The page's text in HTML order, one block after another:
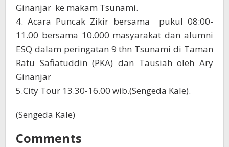
Ginanjar ke makam Tsunami.
4. Acara Puncak Zikir bersama pukul 08:00-
11.00 bersama 10.000 masyarakat dan alumni
ESQ dalam peringatan 9 thn Tsunami di Taman
Ratu Safiatuddin (PKA) dan Tausiah oleh Ary
Ginanjar
5.City Tour 13.30-16.00 wib.(Sengeda Kale).
(Sengeda Kale)
Comments